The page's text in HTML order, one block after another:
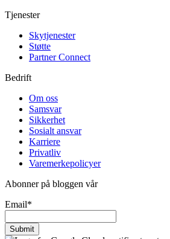
Tjenester
Skytjenester
Støtte
Partner Connect
Bedrift
Om oss
Samsvar
Sikkerhet
Sosialt ansvar
Karriere
Privatliv
Varemerkepolicyer
Abonner på bloggen vår
Email*